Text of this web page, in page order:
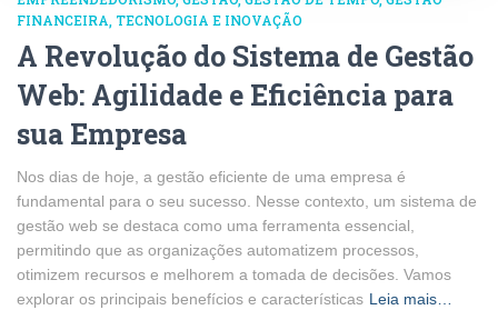
FINANCEIRA TECNOLOGIA E INOVAÇÃO
A Revolução do Sistema de Gestão
Web: Agilidade e Eficiência para
sua Empresa
Nos dias de hoje, a gestão eficiente de uma empresa é
fundamental para o seu sucesso. Nesse contexto, um sistema de
gestão web se destaca como uma ferramenta essencial,
permitindo que as organizações automatizem processos,
otimizem recursos e melhorem a tomada de decisões. Vamos
explorar os principais benefícios e características Leia mais…